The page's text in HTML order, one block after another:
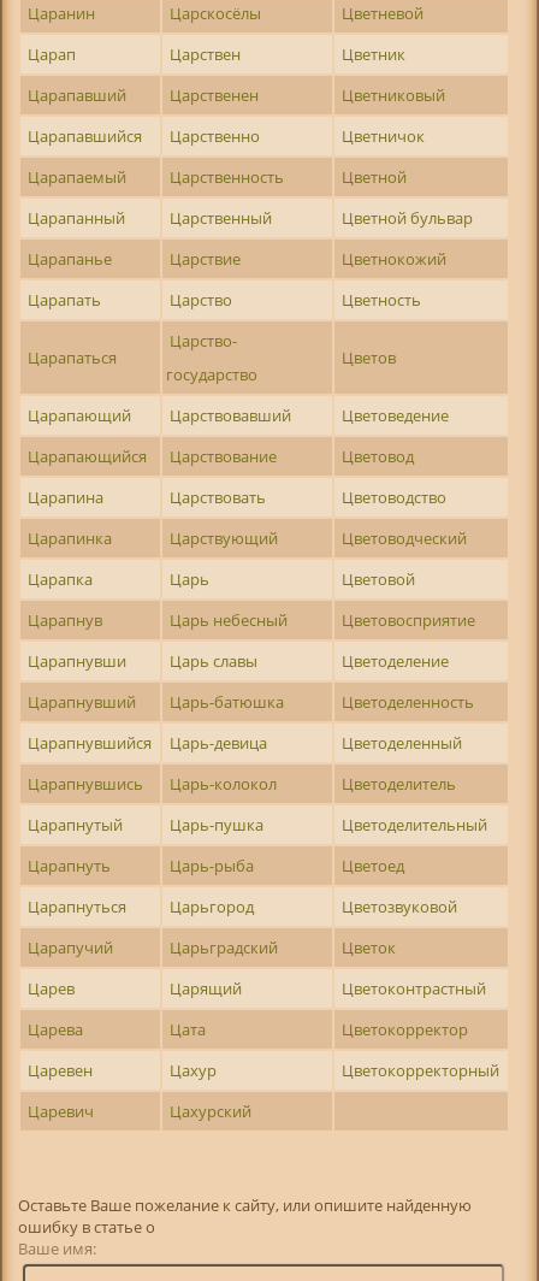
Царанин
Царскосёлы
Цветневой
Царап
Царствен
Цветник
Царапавший
Царственен
Цветниковый
Царапавшийся
Царственно
Цветничок
Царапаемый
Царственность
Цветной
Царапанный
Царственный
Цветной бульвар
Царапанье
Царствие
Цветнокожий
Царапать
Царство Цветность
Царапаться
Царство-
государство
Цветов
Царапающий Царствовавший
Цветоведение
Царапающийся
Царствование
Цветовод
Царапина
Царствовать
Цветоводство
Царапинка
Царствующий
Цветоводческий
Царапка
Царь
Цветовой
Царапнув
Царь небесный
Цветовосприятие
Царапнувши
Царь славы
Цветоделение
Царапнувший
Царь-батюшка
Цветоделенность
Царапнувшийся
Царь-девица
Цветоделенный
Царапнувшись
Царь-колокол
Цветоделитель
Царапнутый
Царь-пушка
Цветоделительный
Царапнуть
Царь-рыба
Цветоед
Царапнуться
Царьгород
Цветозвуковой
Царапучий
Царьградский
Цветок
Царев
Царящий
Цветоконтрастный
Царева
Цата
Цветокорректор
Царевен
Цахур
Цветокорректорный
Царевич
Цахурский
Оставьте Ваше пожелание к сайту, или опишите найденную
ошибку в статье о
Ваше имя: